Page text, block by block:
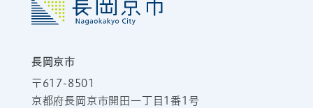
長岡京市
〒617-8501
京都府長岡京市開田一丁目1番1号